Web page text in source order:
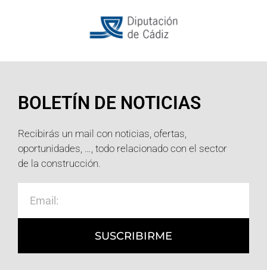
BOLETÍN DE NOTICIAS
Recibirás un mail con noticias, ofertas,
oportunidades, …, todo relacionado con el sector
de la construcción.
SUSCRIBIRME